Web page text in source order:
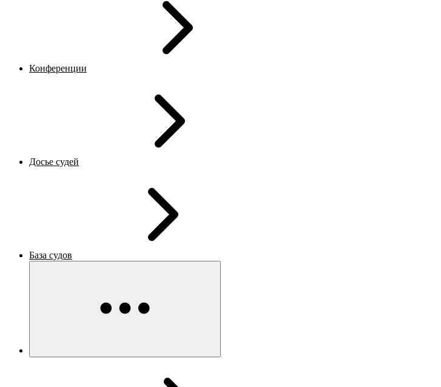
Конференции
Досье судей
База судов